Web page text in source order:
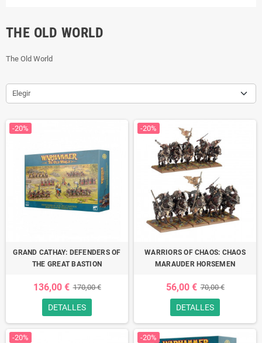
THE OLD WORLD
The Old World
Elegir
-20%
GRAND CATHAY: DEFENDERS OF
THE GREAT BASTION
136,00 € 170,00 €
DETALLES
-20%
WARRIORS OF CHAOS: CHAOS
MARAUDER HORSEMEN
56,00 € 70,00 €
DETALLES
-20% -20%